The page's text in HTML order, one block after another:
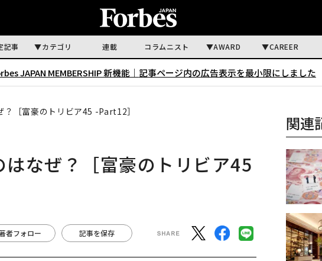
記事 カテゴリ 連載 コラムニスト AWARD CAREER
JAPAN MEMBERSHIP 新機能｜ 記事ページ内の広告表示を最小限にしました
［富豪のトリビア45 -Part12］
なぜ？［富豪のトリビア45
者フォロー 記事を保存
関連